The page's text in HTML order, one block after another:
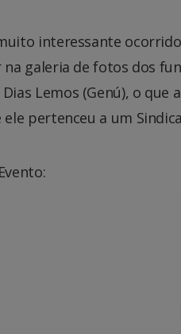
interessante ocorrido
galeria de fotos dos
Lemos (Genú), o
ele pertenceu a um